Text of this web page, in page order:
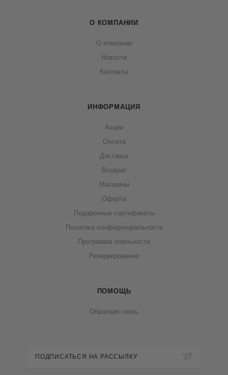
О КОМПАНИИ
О компании
Новости
Контакты
ИНФОРМАЦИЯ
Акции
Оплата
Доставка
Возврат
Магазины
Оферта
Подарочные сертификаты
Политика конфиденциальности
Программа лояльности
Резервирование
ПОМОЩЬ
Обратная связь
ПОДПИСАТЬСЯ НА РАССЫЛКУ